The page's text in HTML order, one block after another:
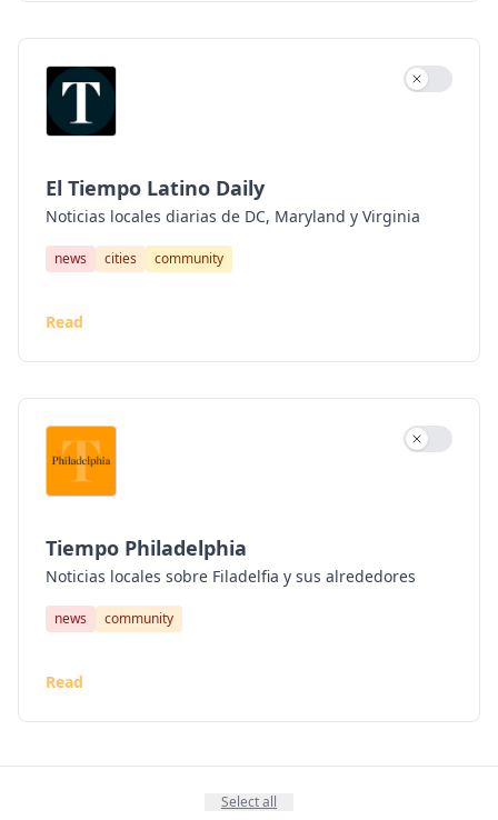
El Tiempo Latino Daily
Noticias locales diarias de DC, Maryland y Virginia
news cities community
Read
Use
Tiempo Philadelphia
Noticias locales sobre Filadelfia y sus alrededores
news community
Read
Use
Select all